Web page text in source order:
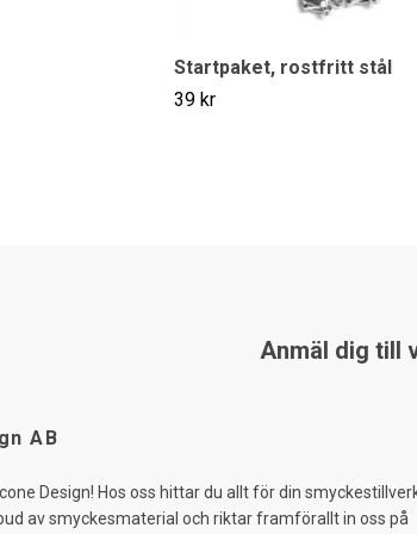
Startpaket, rostfritt stål
39 kr
Anmäl dig till
AB
Design! Hos oss hittar du allt för din
av smyckesmaterial och riktar framförallt in oss på